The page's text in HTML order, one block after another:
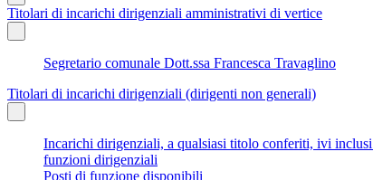
Titolari di incarichi dirigenziali amministrativi di vertice
Segretario comunale Dott.ssa Francesca Travaglino
Titolari di incarichi dirigenziali (dirigenti non generali)
Incarichi dirigenziali, a qualsiasi titolo conferiti, ivi
funzioni dirigenziali
Posti di funzione disponibili